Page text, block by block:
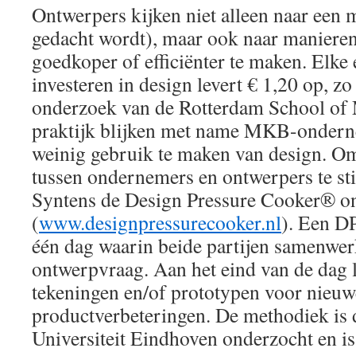
Ontwerpers kijken niet alleen naar een
gedacht wordt), maar ook naar
goedkoper of efficiënter te maken.
investeren in design levert € 1,20 op,
onderzoek van de Rotterdam School of
praktijk blijken met name MKB-
weinig gebruik te maken van design.
tussen ondernemers en ontwerpers te
Syntens de Design Pressure Cooker®
(www.designpressurecooker.nl). Een
één dag waarin beide partijen
ontwerpvraag. Aan het eind van de dag
tekeningen en/of prototypen voor
productverbeteringen. De methodiek is
Universiteit Eindhoven onderzocht en